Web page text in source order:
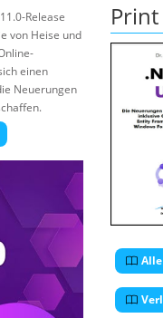
Release
von Heise und
einen
Neuerungen